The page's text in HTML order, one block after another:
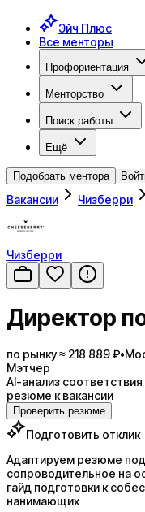
Эйч Плюс
Все менторы
Профориентация
Менторство
Поиск работы
Ещё
Подобрать ментора
Вакансии Чизберри
Чизберри
Директор
по рынку ≈ 218 889 ₽•
Мэтчер
AI-анализ соответствия
резюме к вакансии
Проверить резюме
Подготовить отклик
Адаптируем резюме
сопроводительное на
гайд подготовки к
нанимающих